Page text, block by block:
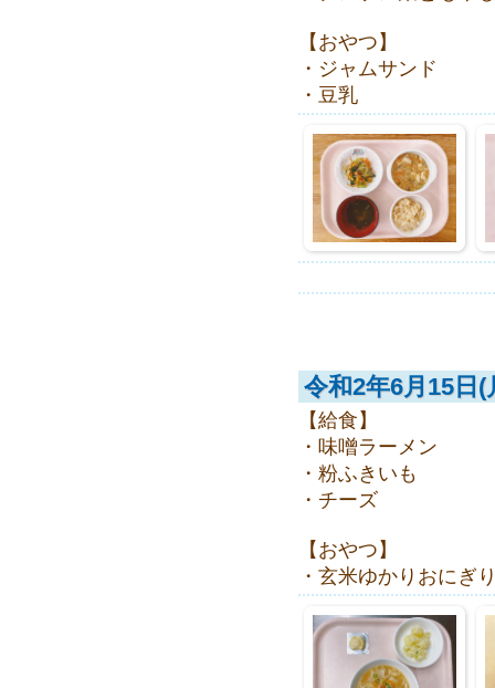
【おやつ】
・ジャムサンド
・豆乳
令和2年6月15日(
【給食】
・味噌ラーメン
・粉ふきいも
・チーズ
【おやつ】
・玄米ゆかりおにぎ